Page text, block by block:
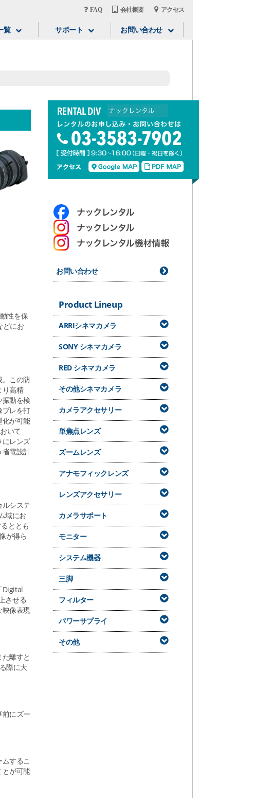
FAQ 会社概要 アクセス
覧 サポート お問い合わせ
性を保
どにお
。この防
り高精
動を検
ブレを打
化が可能
いて
にレンズ
省電設計
システ
域にお
ととも
が得ら
Digital
させる
映像表現
離すと
際に大
にズー
するこ
とが可能
お問い合わせ
Product Lineup
ARRIシネマカメラ
SONY シネマカメラ
RED シネマカメラ
その他シネマカメラ
カメラアクセサリー
単焦点レンズ
ズームレンズ
アナモフィックレンズ
レンズアクセサリー
カメラサポート
モニター
システム機器
三脚
フィルター
パワーサプライ
その他